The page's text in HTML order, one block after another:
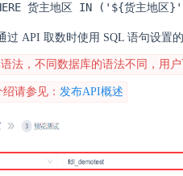
货主地区 IN ('${货主地区
过 API 取数时使用 SQL 语句设置
法，不同数据库的语法不同，用
请参见： 发布API概述